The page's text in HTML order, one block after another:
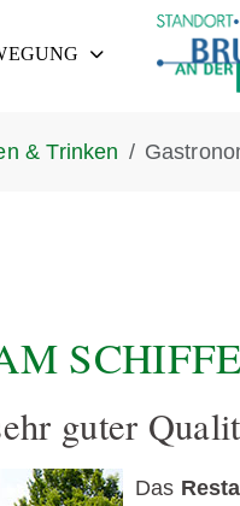
& Trinken
guter
Das